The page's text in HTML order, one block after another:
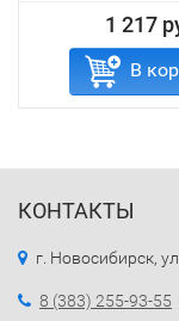
1 217
В
КОНТАКТЫ
г. Новосибирск,
8 (383) 255-93-55